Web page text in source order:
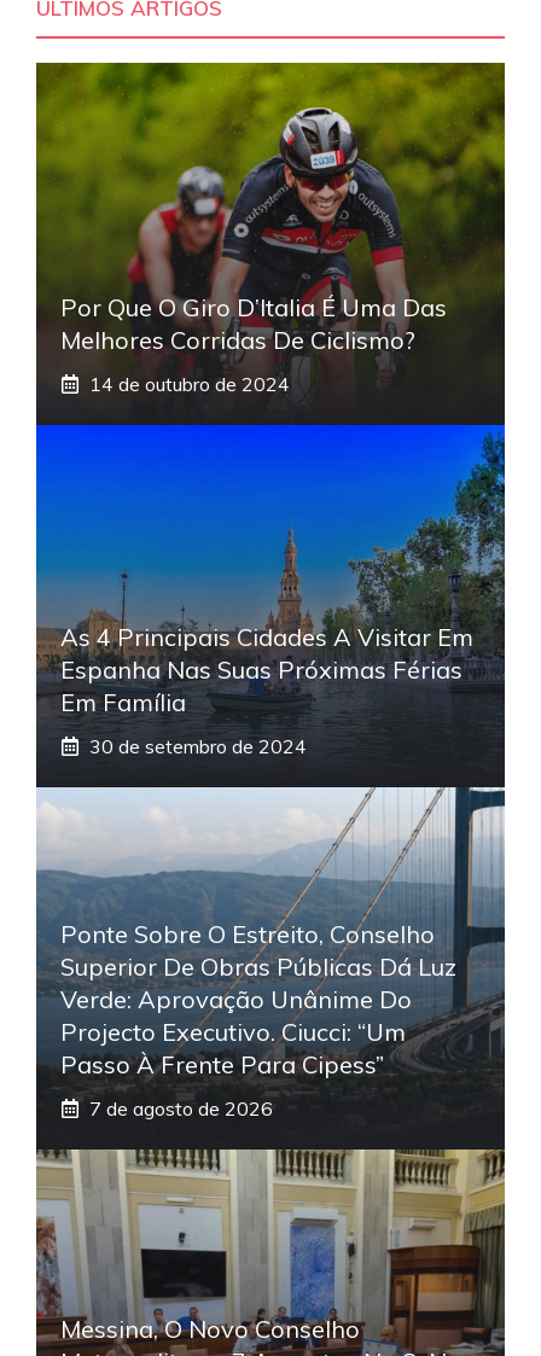
ÚLTIMOS ARTIGOS
Por Que O Giro D’Italia É Uma Das
Melhores Corridas De Ciclismo?
14 de outubro de 2024
As 4 Principais Cidades A Visitar Em
Espanha Nas Suas Próximas Férias
Em Família
30 de setembro de 2024
Ponte Sobre O Estreito, Conselho
Superior De Obras Públicas Dá Luz
Verde: Aprovação Unânime Do
Projecto Executivo. Ciucci: “Um
Passo À Frente Para Cipess”
7 de agosto de 2026
Messina, O Novo Conselho